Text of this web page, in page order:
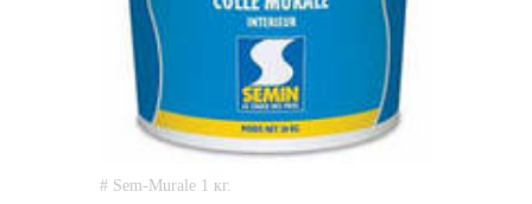
# Sem-Murale 1 кг.